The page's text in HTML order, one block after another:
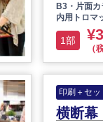
B3・片面カ
内用トロマ
1部
（
印刷＋セッ
横断幕